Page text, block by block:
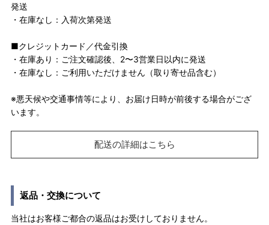
発送
・在庫なし：入荷次第発送
■クレジットカード／代金引換
・在庫あり：ご注文確認後、2〜3営業日以内に発送
・在庫なし：ご利用いただけません（取り寄せ品含む）
※悪天候や交通事情等により、お届け日時が前後する場合がござ
います。
配送の詳細はこちら
返品・交換について
当社はお客様ご都合の返品はお受けしておりません。